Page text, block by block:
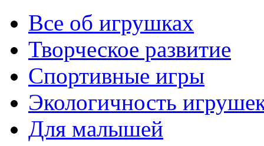
Все об игрушках
Творческое развитие
Спортивные игры
Экологичность
Для малышей